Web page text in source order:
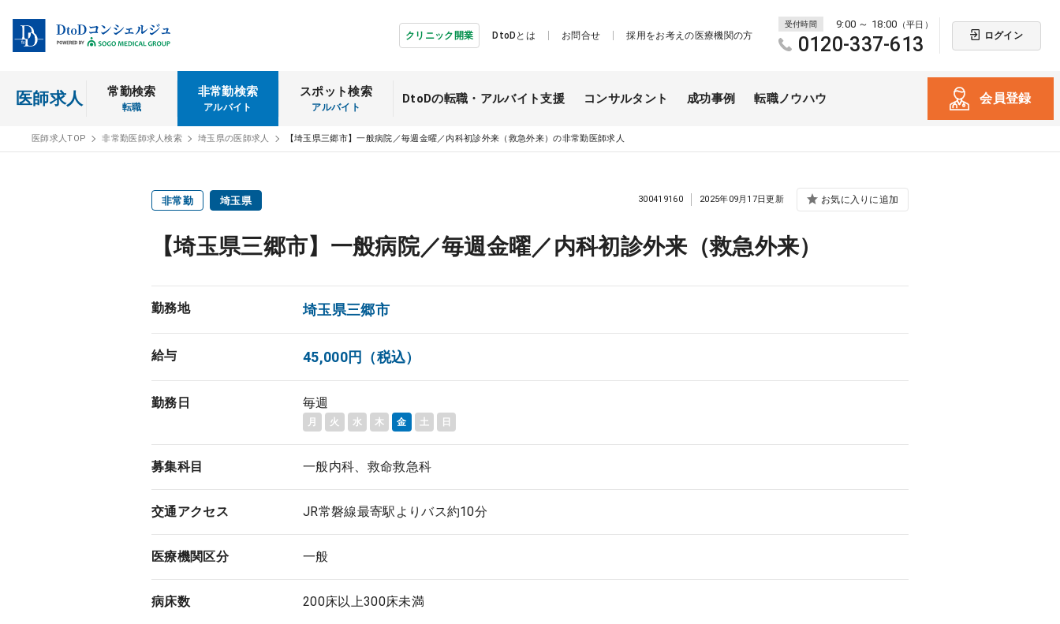
クリニック開業 DtoDとは お問合せ 採用をお考えの医療機関の方
受付時間 9:00 ～ 18:00 （平日）
0120-337-613 ログイン
医師求人 常勤検索
転職
非常勤検索
アルバイト
スポット検索
アルバイト
DtoDの転職・ アルバイト支援 コンサルタント 成功事例 転職ノウハウ 会員登録
医師求人TOP 非常勤医師求人検索 埼玉県の医師求人 【埼玉県三郷市】一般病院／毎週金曜／内科初診外来（救急外来）の非常勤医師求人
非常勤 埼玉県
【埼玉県三郷市】一般病院／毎週金曜／内科初診外来（救急外来）
300419160 2025年09月17日更新 お気に入りに追加
勤務地 埼玉県三郷市
給与 45,000円（税込）
勤務日 毎週
月 火 水 木 金 土 日
募集科目 一般内科、救命救急科
交通アクセス JR常磐線最寄駅よりバス約10分
医療機関区分 一般
病床数 200床以上300床未満